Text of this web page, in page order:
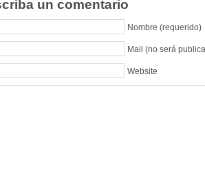
un comentario
Nombre (requerido)
Mail (no será
Website